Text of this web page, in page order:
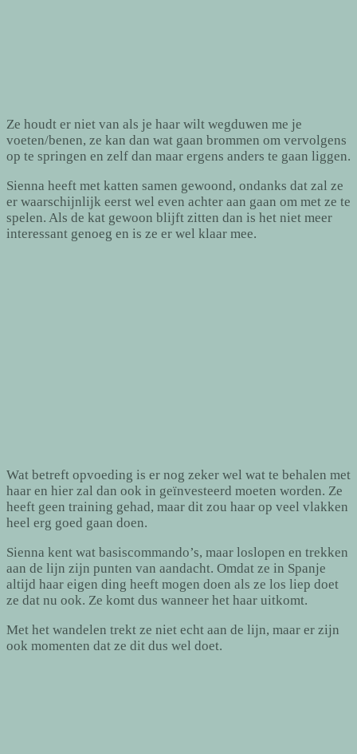
Ze houdt er niet van als je haar wilt wegduwen me je
voeten/benen, ze kan dan wat gaan brommen om vervolgens
op te springen en zelf dan maar ergens anders te gaan liggen.
Sienna heeft met katten samen gewoond, ondanks dat zal ze
er waarschijnlijk eerst wel even achter aan gaan om met ze te
spelen. Als de kat gewoon blijft zitten dan is het niet meer
interessant genoeg en is ze er wel klaar mee.
Wat betreft opvoeding is er nog zeker wel wat te behalen met
haar en hier zal dan ook in geïnvesteerd moeten worden. Ze
heeft geen training gehad, maar dit zou haar op veel vlakken
heel erg goed gaan doen.
Sienna kent wat basiscommando’s, maar loslopen en trekken
aan de lijn zijn punten van aandacht. Omdat ze in Spanje
altijd haar eigen ding heeft mogen doen als ze los liep doet
ze dat nu ook. Ze komt dus wanneer het haar uitkomt.
Met het wandelen trekt ze niet echt aan de lijn, maar er zijn
ook momenten dat ze dit dus wel doet.